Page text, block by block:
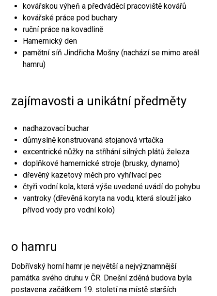
kovářskou výheň a předváděcí pracoviště kovářů
kovářské práce pod buchary
ruční práce na kovadlině
Hamernický den
pamětní síň Jindřicha Mošny (nachází se mimo areál
hamru)
zajímavosti a unikátní předměty
nadhazovací buchar
důmyslně konstruovaná stojanová vrtačka
excentrické nůžky na stříhání silných plátů železa
doplňkové hamernické stroje (brusky, dynamo)
dřevěný kazetový měch pro vyhřívací pec
čtyři vodní kola, která výše uvedené uvádí do pohybu
vantroky (dřevěná koryta na vodu, která slouží jako
přívod vody pro vodní kolo)
o hamru
Dobřívský horní hamr je největší a nejvýznamnější
památka svého druhu v ČR. Dnešní zděná budova byla
postavena začátkem 19. století na místě starších